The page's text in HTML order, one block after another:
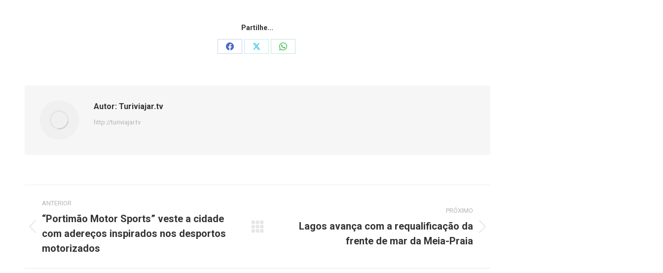
Partilhe...
Share
Share
Share
Autor: Turiviajar.tv
http://turiviajar.tv
de
post:
ANTERIOR
Post
anterior:
“Portimão Motor Sports” veste a cidade
com adereços inspirados nos desportos
motorizados
PRÓXIMO
Próximo
Lagos avança com a requalificação da
frente de mar da Meia-Praia